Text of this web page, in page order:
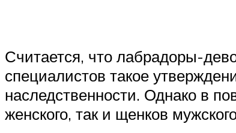
Считается, что лабрадоры-
специалистов такое
наследственности. Однако в
женского, так и щенков